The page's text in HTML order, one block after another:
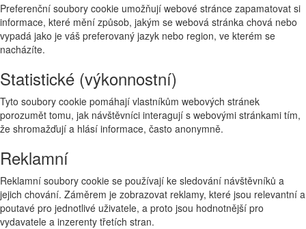
Preferenční soubory cookie umožňují webové stránce zapamatovat si
informace, které mění způsob, jakým se webová stránka chová nebo
vypadá jako je váš preferovaný jazyk nebo region, ve kterém se
nacházíte.
Statistické (výkonnostní)
Tyto soubory cookie pomáhají vlastníkům webových stránek
porozumět tomu, jak návštěvníci interagují s webovými stránkami tím,
že shromažďují a hlásí informace, často anonymně.
Reklamní
Reklamní soubory cookie se používají ke sledování návštěvníků a
jejich chování. Záměrem je zobrazovat reklamy, které jsou relevantní a
poutavé pro jednotlivé uživatele, a proto jsou hodnotnější pro
vydavatele a inzerenty třetích stran.